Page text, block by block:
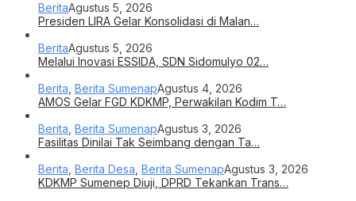
BeritaAgustus 5, 2026
Presiden LIRA Gelar Konsolidasi di Malan…
BeritaAgustus 5, 2026
Melalui Inovasi ESSIDA, SDN Sidomulyo 02…
Berita Berita SumenapAgustus 4, 2026
AMOS Gelar FGD KDKMP, Perwakilan Kodim T…
Berita Berita SumenapAgustus 3, 2026
Fasilitas Dinilai Tak Seimbang dengan Ta…
Berita Berita Desa Berita SumenapAgustus 3, 2026
KDKMP Sumenep Diuji, DPRD Tekankan Trans…